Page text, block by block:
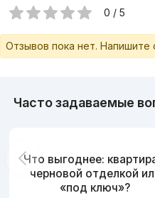
0 / 5
Отзывов пока нет. Напишите
Часто задаваемые
Что выгоднее:
черновой отделкой
«под ключ»?